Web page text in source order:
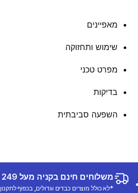
מאפיינים
שימוש ותחזוקה
מפרט טכני
בדיקות
השפעה סביבתית
משלוחים חינם בקניה מעל 249 ש"ח
*לא כולל מוצרים כבדים וגדולים, בכפוף לתקנון